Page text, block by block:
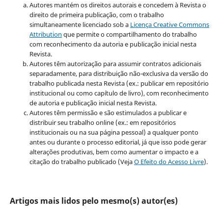
Autores mantém os direitos autorais e concedem à Revista o
direito de primeira publicação, com o trabalho
simultaneamente licenciado sob a Licença Creative Commons
Attribution que permite o compartilhamento do trabalho
com reconhecimento da autoria e publicação inicial nesta
Revista.
Autores têm autorização para assumir contratos adicionais
separadamente, para distribuição não-exclusiva da versão do
trabalho publicada nesta Revista (ex.: publicar em repositório
institucional ou como capítulo de livro), com reconhecimento
de autoria e publicação inicial nesta Revista.
Autores têm permissão e são estimulados a publicar e
distribuir seu trabalho online (ex.: em repositórios
institucionais ou na sua página pessoal) a qualquer ponto
antes ou durante o processo editorial, já que isso pode gerar
alterações produtivas, bem como aumentar o impacto e a
citação do trabalho publicado (VejaO Efeito do Acesso Livre).
Artigos mais lidos pelo mesmo(s) autor(es)